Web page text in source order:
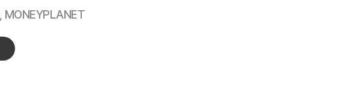
MONEYPLANET